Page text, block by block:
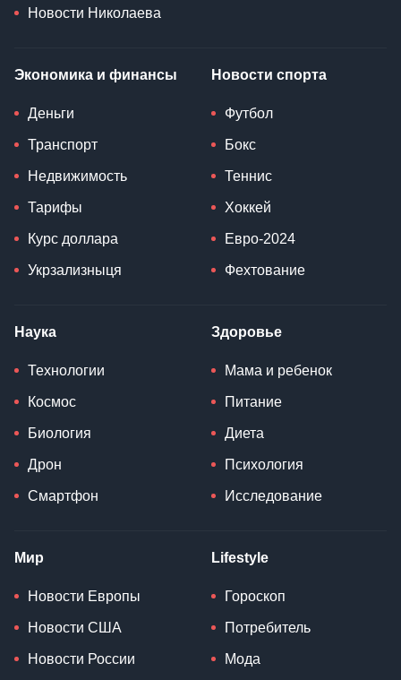
Новости Николаева
Экономика и финансы
Деньги
Транспорт
Недвижимость
Тарифы
Курс доллара
Укрзализныця
Новости спорта
Футбол
Бокс
Теннис
Хоккей
Евро-2024
Фехтование
Наука
Технологии
Космос
Биология
Дрон
Смартфон
Здоровье
Мама и ребенок
Питание
Диета
Психология
Исследование
Мир
Новости Европы
Новости США
Новости России
Lifestyle
Гороскоп
Потребитель
Мода